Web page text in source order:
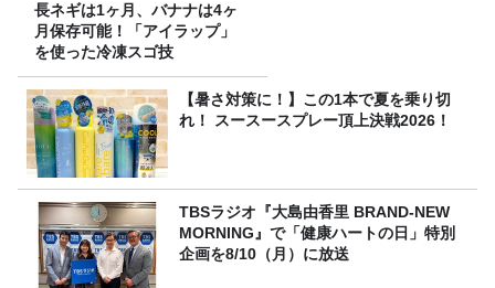
長ネギは1ヶ月、バナナは4ヶ
月保存可能！「アイラップ」
を使った冷凍スゴ技
【暑さ対策に！】この1本で夏を乗り切
れ！ スースースプレー頂上決戦2026！
TBSラジオ『大島由香里 BRAND-NEW
MORNING』で「健康ハートの日」特別
企画を8/10（月）に放送